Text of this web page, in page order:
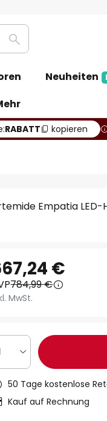
Suche
Neuheiten
RABATT kopieren
Empatia
€
784,99 €
MwSt.
50 Tage kostenlose
Kauf auf Rechnung